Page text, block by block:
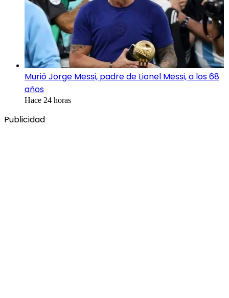
Murió Jorge Messi, padre de Lionel Messi, a los 68
años
Hace 24 horas
Publicidad